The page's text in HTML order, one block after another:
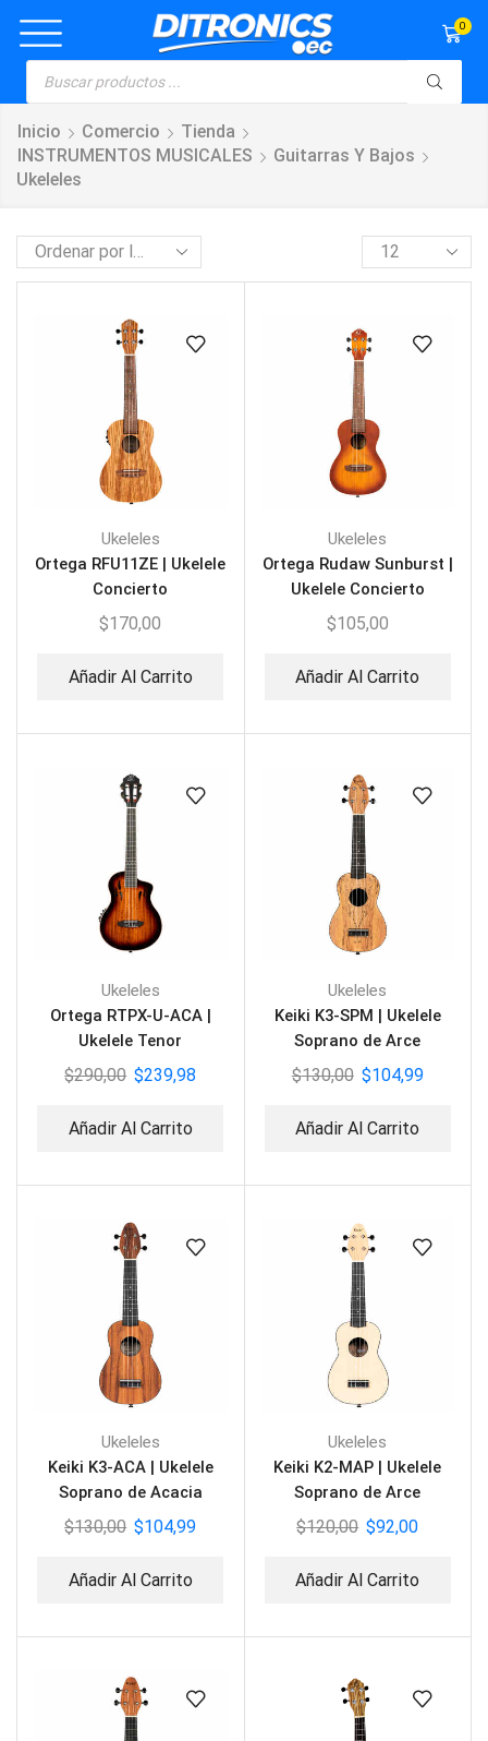
0
Inicio Comercio
Tienda
INSTRUMENTOS MUSICALES
Guitarras Y Bajos
Ukeleles
Ukeleles
Ortega RFU11ZE | Ukelele
Concierto
$170,00
Añadir Al Carrito
Ukeleles
Ortega Rudaw Sunburst |
Ukelele Concierto
$105,00
Añadir Al Carrito
Ukeleles
Ortega RTPX-U-ACA |
Ukelele Tenor
$290,00 $239,98
Añadir Al Carrito
Ukeleles
Keiki K3-SPM | Ukelele
Soprano de Arce
$130,00 $104,99
Añadir Al Carrito
Ukeleles
Keiki K3-ACA | Ukelele
Soprano de Acacia
$130,00 $104,99
Añadir Al Carrito
Ukeleles
Keiki K2-MAP | Ukelele
Soprano de Arce
$120,00 $92,00
Añadir Al Carrito